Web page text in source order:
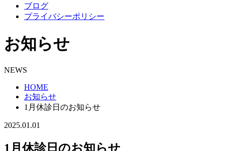
ブログ
プライバシーポリシー
お知らせ
NEWS
HOME
お知らせ
1月休診日のお知らせ
2025.01.01
1月休診日のお知らせ